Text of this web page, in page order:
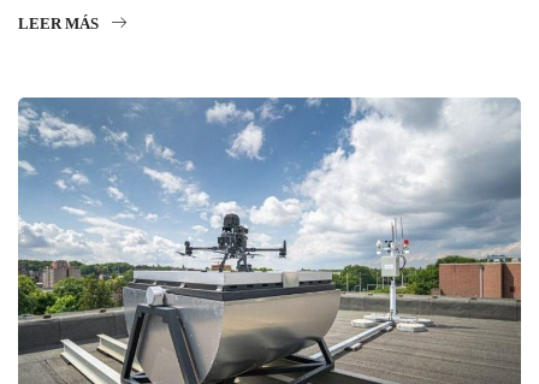
LEER MÁS